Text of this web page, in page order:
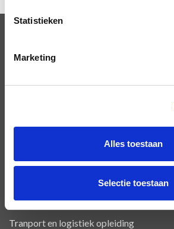
Statistieken
Marketing
Alles toestaan
Selectie toestaan
VCA Basis opleiding Limburg
VIL VCA Limburg
Heftruck certificaat Limburg
Heftruck/Reachtruck opleiding
Veilig Hijsen opleiding Limburg
Bovenloopkraan opleiding Limburg
Tranport en logistiek opleiding